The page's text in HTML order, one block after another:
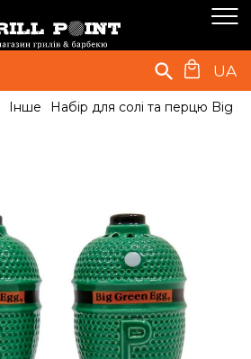
UA
Інше Набір для солі та перцю Big